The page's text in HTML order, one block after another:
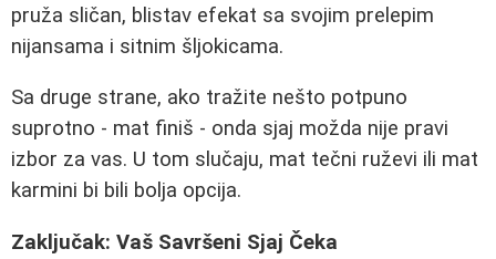
pruža sličan, blistav efekat sa svojim prelepim
nijansama i sitnim šljokicama.
Sa druge strane, ako tražite nešto potpuno
suprotno - mat finiš - onda sjaj možda nije pravi
izbor za vas. U tom slučaju, mat tečni ruževi ili mat
karmini bi bili bolja opcija.
Zaključak: Vaš Savršeni Sjaj Čeka